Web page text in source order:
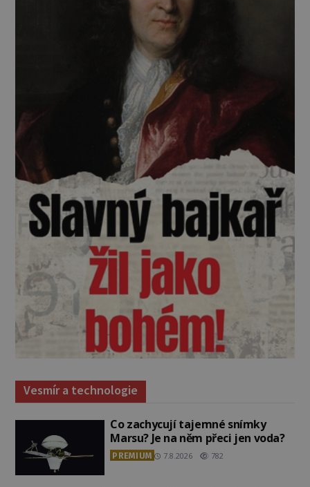
Vesmír a technologie
Co zachycují tajemné snímky
Marsu? Je na něm přeci jen voda?
PREMIUM 7.8.2026 782